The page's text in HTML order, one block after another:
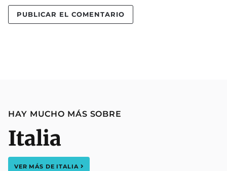
HAY MUCHO MÁS SOBRE
Italia
VER MÁS DE ITALIA